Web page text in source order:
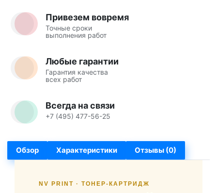
Привезем вовремя
Точные сроки
выполнения работ
Любые гарантии
Гарантия качества
всех работ
Всегда на связи
+7 (495) 477-56-25
Обзор Характеристики Отзывы (0)
NV PRINT · ТОНЕР-КАРТРИДЖ